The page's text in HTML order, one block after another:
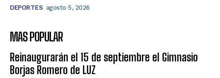
DEPORTES agosto 5, 2026
MAS POPULAR
Reinaugurarán el 15 de septiembre el Gimnasio
Borjas Romero de LUZ